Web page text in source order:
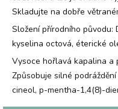
Skladujte na dobře
Složení přírodního původu:
kyselina octová, éterické
Vysoce hořlavá kapalina a
Způsobuje silné
cineol, p-mentha-1,4(8)-